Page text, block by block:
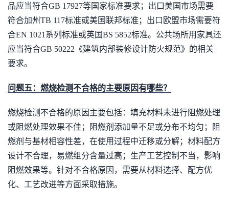
品应当符合GB 17927等国家标准要求；出口美国市场需要
符合加州TB 117标准或美国联邦标准；出口欧盟市场需要符
合EN 1021系列标准或英国BS 5852标准。公共场所用家具还
应当符合GB 50222《建筑内部装修设计防火规范》的相关
要求。
问题五：燃烧检测不合格的主要原因有哪些？
燃烧检测不合格的原因主要包括：填充材料未进行阻燃处理
或阻燃处理效果不佳；阻燃剂添加量不足或分布不均匀；阻
燃剂与基材相容性差，在使用过程中迁移或分解；材料配方
设计不合理，易燃组分含量过高；生产工艺控制不当，影响
阻燃效果等。针对不合格原因，需要从材料选择、配方优
化、工艺改进等方面采取措施。